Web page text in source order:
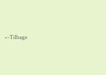
«-Tilbage